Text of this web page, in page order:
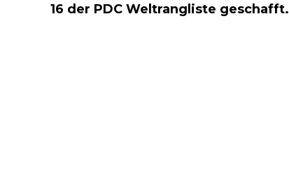
16 der PDC Weltrangliste geschafft.